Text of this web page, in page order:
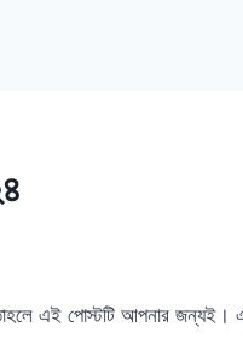
তাহলে এই পোস্টটি আপনার